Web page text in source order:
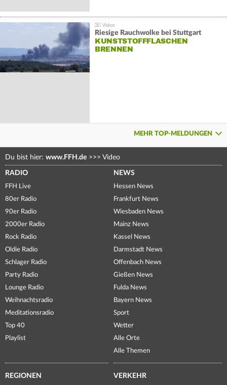
Riesige Rauchwolke bei Stuttgart
KUNSTSTOFFFLASCHEN
BRENNEN
MEHR TOP-MELDUNGEN
Du bist hier: www.FFH.de >>> Video
RADIO
FFH Live
80er Radio
90er Radio
2000er Radio
Rock Radio
Oldie Radio
Schlager Radio
Party Radio
Lounge Radio
Weihnachtsradio
Meditationsradio
Top 40
Playlist
NEWS
Hessen News
Frankfurt News
Wiesbaden News
Mainz News
Kassel News
Darmstadt News
Offenbach News
Gießen News
Fulda News
Bayern News
Sport
Wetter
Alle Orte
Alle Themen
REGIONEN VERKEHR